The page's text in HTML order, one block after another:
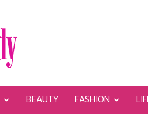
BEAUTY FASHION